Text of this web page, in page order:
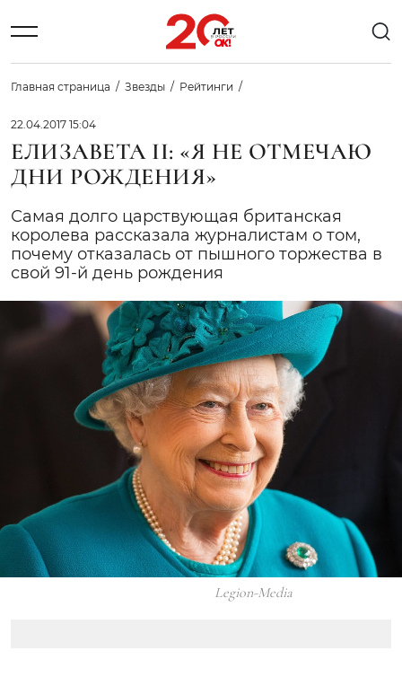
Главная страница Звезды Рейтинги
22.04.2017 15:04
ЕЛИЗАВЕТА II: «Я НЕ ОТМЕЧАЮ
ДНИ РОЖДЕНИЯ»
Самая долго царствующая британская
королева рассказала журналистам о том,
почему отказалась от пышного торжества в
свой 91-й день рождения
Legion-Media